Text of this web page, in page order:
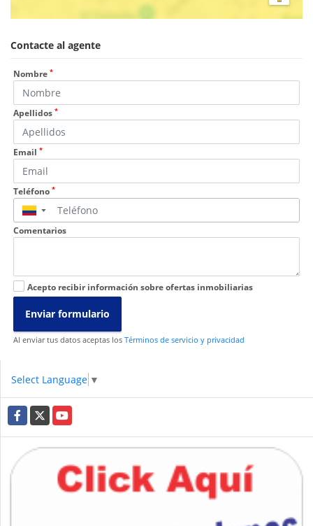
Contacte al agente
Nombre *
Apellidos *
Email *
Teléfono *
▼
Comentarios
Acepto recibir información sobre ofertas inmobiliarias
Enviar formulario
Al enviar tus datos aceptas los Términos de servicio y privacidad
Select Language ▼
Facebook
X YouTube